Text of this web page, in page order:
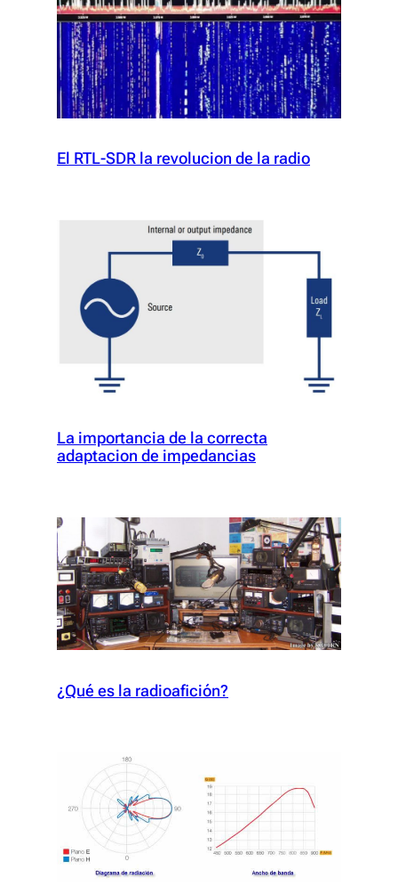
El RTL-SDR la revolucion de la radio
La importancia de la correcta
adaptacion de impedancias
¿Qué es la radioafición?